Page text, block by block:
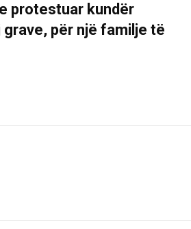
protestuar kundër
për një familje të